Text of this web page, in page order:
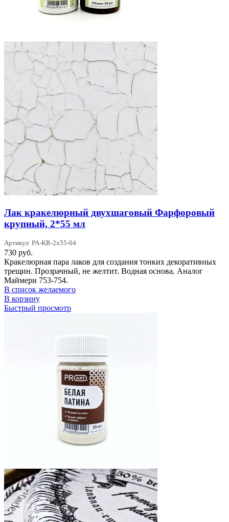
Лак кракелюрный двухшаговый Фарфоровый
крупный, 2*55 мл
Артикул: PA-KR-2x55-04
730 руб.
Кракелюрная пара лаков для создания тонких декоративных
трещин. Прозрачный, не желтит. Водная основа. Аналог
Маймери 753-754.
В список желаемого
В корзину
Быстрый просмотр